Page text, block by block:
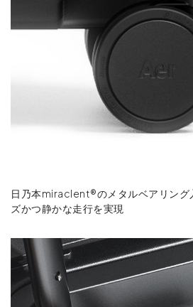
日乃本miraclent®のメタルベアリング
ズかつ静かな走行を実現